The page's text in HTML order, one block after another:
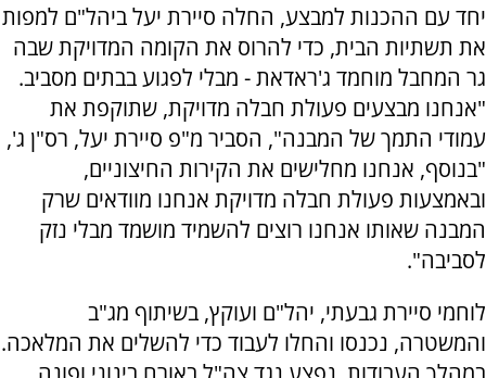
יחד עם ההכנות למבצע, החלה סיירת יעל ביהל"ם למפות
את תשתיות הבית, כדי להרוס את הקומה המדויקת שבה
גר המחבל מוחמד ג'ראדאת - מבלי לפגוע בבתים מסביב.
"אנחנו מבצעים פעולת חבלה מדויקת, שתוקפת את
עמודי התמך של המבנה", הסביר מ"פ סיירת יעל, רס"ן ג',
"בנוסף, אנחנו מחלישים את הקירות החיצוניים,
ובאמצעות פעולת חבלה מדויקת אנחנו מוודאים שרק
המבנה שאותו אנחנו רוצים להשמיד מושמד מבלי נזק
לסביבה".
לוחמי סיירת גבעתי, יהל"ם ועוקץ, בשיתוף מג"ב
והמשטרה, נכנסו והחלו לעבוד כדי להשלים את המלאכה.